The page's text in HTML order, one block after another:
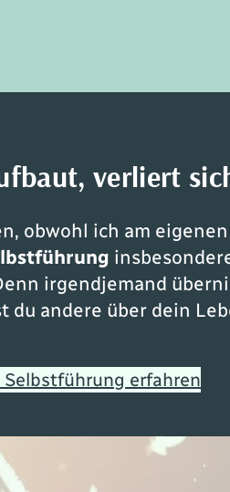
verliert
obwohl ich am
irgendjemand
du andere über dein
erfahren